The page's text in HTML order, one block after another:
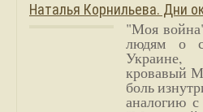
Наталья Корнильева. Дни
"Моя
людям о
Украине,
кровавый
боль
аналогию